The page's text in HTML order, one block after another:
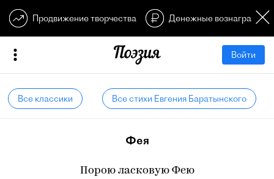
Продвижение творчества Денежные
Войти
Все классики Все стихи Евгения Баратынского
Фея
Порою ласковую Фею